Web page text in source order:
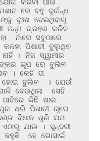
କରିବା ପାଇଁ
ରେ ବହୁ ଦୁର୍ଗନ୍ଧ
ଦୁଃଖ ଦେଇଥିବାରୁ
ଜନ୍ମ ଗ୍ରହଣ କରିବ
ନାଁରେ ସବୁଠାରେ
ପିଶାଚୀ ବୁଲୁଥିବ
। ନିଜ ସ୍ୱାମୀର
ରୂପ ରେ ବୁଲିବ
। କେହି ତା
ହୋଇ ବୁଲିବ  । ଯେଉଁ
ଦେଉଥିଲା  ସେହି
କିଛି ଖାଇ
ଧରି ପିଶାଚୀ ରୂପେ
ବିଧାନ ଶୁଣି ଯମ
ଯାଉ । ସୁନ୍ଦରୀ
କହୁଛି  ହେ ଗୋସାଇଁ